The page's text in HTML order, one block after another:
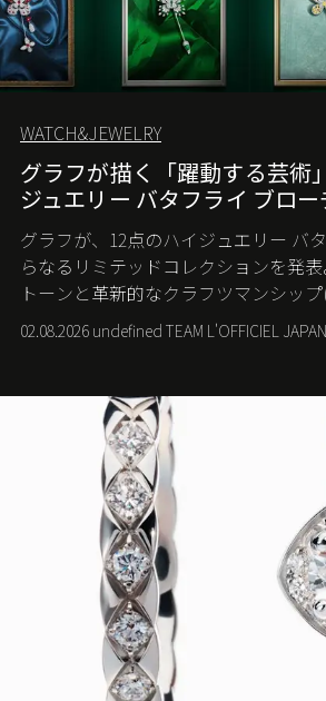
WATCH&JEWELRY
グラフが描く「躍動する芸術
ジュエリー バタフライ ブロ
グラフが、12点のハイジュエリー バ
らなるリミテッドコレクションを発
トーンと革新的なクラフツマンシッ
ドを象徴するバタフライに新たな生命
02.08.2026 undefined TEAM L'OFFICIEL JAPAN